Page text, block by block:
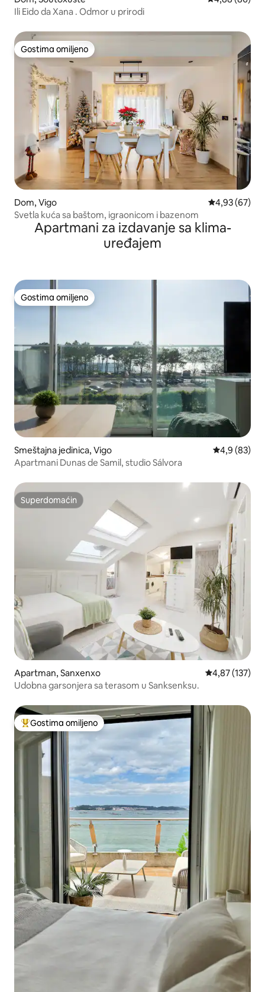
Ili Eido da Xana . Odmor u prirodi
Gostima omiljeno
Gostima omiljeno
Dom, Vigo Prosečna
4,93 (67)
Svetla kuća sa baštom, igraonicom i bazenom
Apartmani za izdavanje sa klima-
uređajem
Gostima omiljeno
Gostima omiljeno
Smeštajna jedinica, Vigo Prosečna
4,9 (83)
Apartmani Dunas de Samil, studio Sálvora
Superdomaćin
Superdomaćin
Apartman, Sanxenxo Prosečna
4,87 (137)
Udobna garsonjera sa terasom u Sanksenksu.
Najuspešniji među gostima omiljenim
Gostima omiljeno